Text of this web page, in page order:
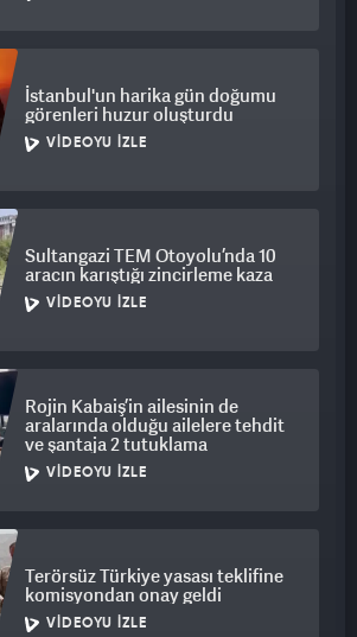
gelip. Yapılacak seçime 2 başkan
hakkıdır!"
İstanbul'un harika gün doğumu
görenleri huzur oluşturdu
VIDEOYU İZLE
Sultangazi TEM Otoyolu’nda 10
aracın karıştığı zincirleme kaza
VIDEOYU İZLE
Rojin Kabaiş’in ailesinin de
aralarında olduğu ailelere tehdit
ve şantaja 2 tutuklama
VIDEOYU İZLE
Terörsüz Türkiye yasası teklifine
komisyondan onay geldi
VIDEOYU İZLE